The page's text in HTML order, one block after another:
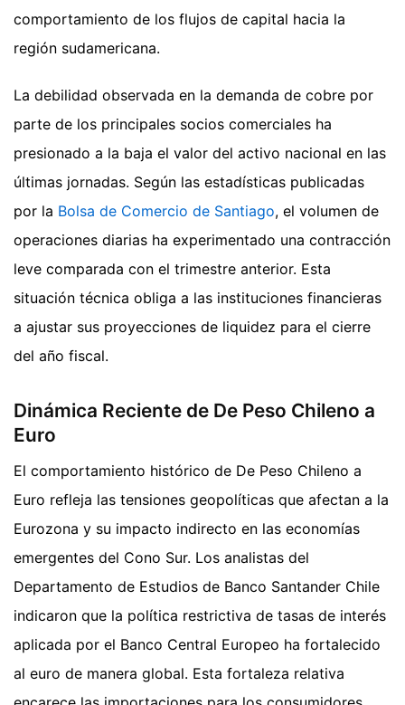
comportamiento de los flujos de capital hacia la
región sudamericana.
La debilidad observada en la demanda de cobre por
parte de los principales socios comerciales ha
presionado a la baja el valor del activo nacional en las
últimas jornadas. Según las estadísticas publicadas
por la Bolsa de Comercio de Santiago, el volumen de
operaciones diarias ha experimentado una contracción
leve comparada con el trimestre anterior. Esta
situación técnica obliga a las instituciones financieras
a ajustar sus proyecciones de liquidez para el cierre
del año fiscal.
Dinámica Reciente de De Peso Chileno a
Euro
El comportamiento histórico de De Peso Chileno a
Euro refleja las tensiones geopolíticas que afectan a la
Eurozona y su impacto indirecto en las economías
emergentes del Cono Sur. Los analistas del
Departamento de Estudios de Banco Santander Chile
indicaron que la política restrictiva de tasas de interés
aplicada por el Banco Central Europeo ha fortalecido
al euro de manera global. Esta fortaleza relativa